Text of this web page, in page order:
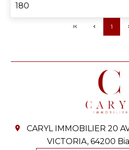
180
1
CARYL IMMOBILIER 20
VICTORIA, 64200